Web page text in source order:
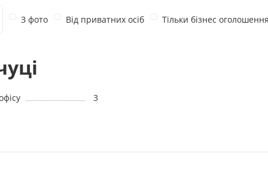
З фото Від приватних осіб Тільки бізнес оголошення
3